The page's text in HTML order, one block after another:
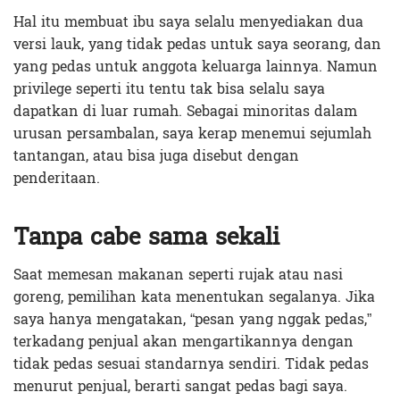
Hal itu membuat ibu saya selalu menyediakan dua
versi lauk, yang tidak pedas untuk saya seorang, dan
yang pedas untuk anggota keluarga lainnya. Namun
privilege seperti itu tentu tak bisa selalu saya
dapatkan di luar rumah. Sebagai minoritas dalam
urusan persambalan, saya kerap menemui sejumlah
tantangan, atau bisa juga disebut dengan
penderitaan.
Tanpa cabe sama sekali
Saat memesan makanan seperti rujak atau nasi
goreng, pemilihan kata menentukan segalanya. Jika
saya hanya mengatakan, “pesan yang nggak pedas,”
terkadang penjual akan mengartikannya dengan
tidak pedas sesuai standarnya sendiri. Tidak pedas
menurut penjual, berarti sangat pedas bagi saya.